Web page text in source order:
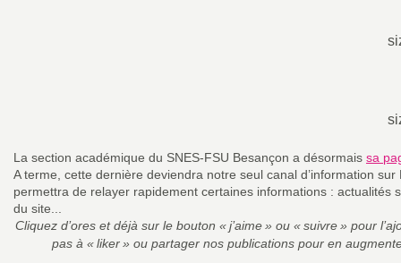
La section académique du SNES-FSU Besançon a désormais sa
A terme, cette dernière deviendra notre seul canal d’information
permettra de relayer rapidement certaines informations : actualités
du site...
Cliquez d’ores et déjà sur le bouton «j’aime» ou «suivre» pour
pas à « liker » ou partager nos publications pour en